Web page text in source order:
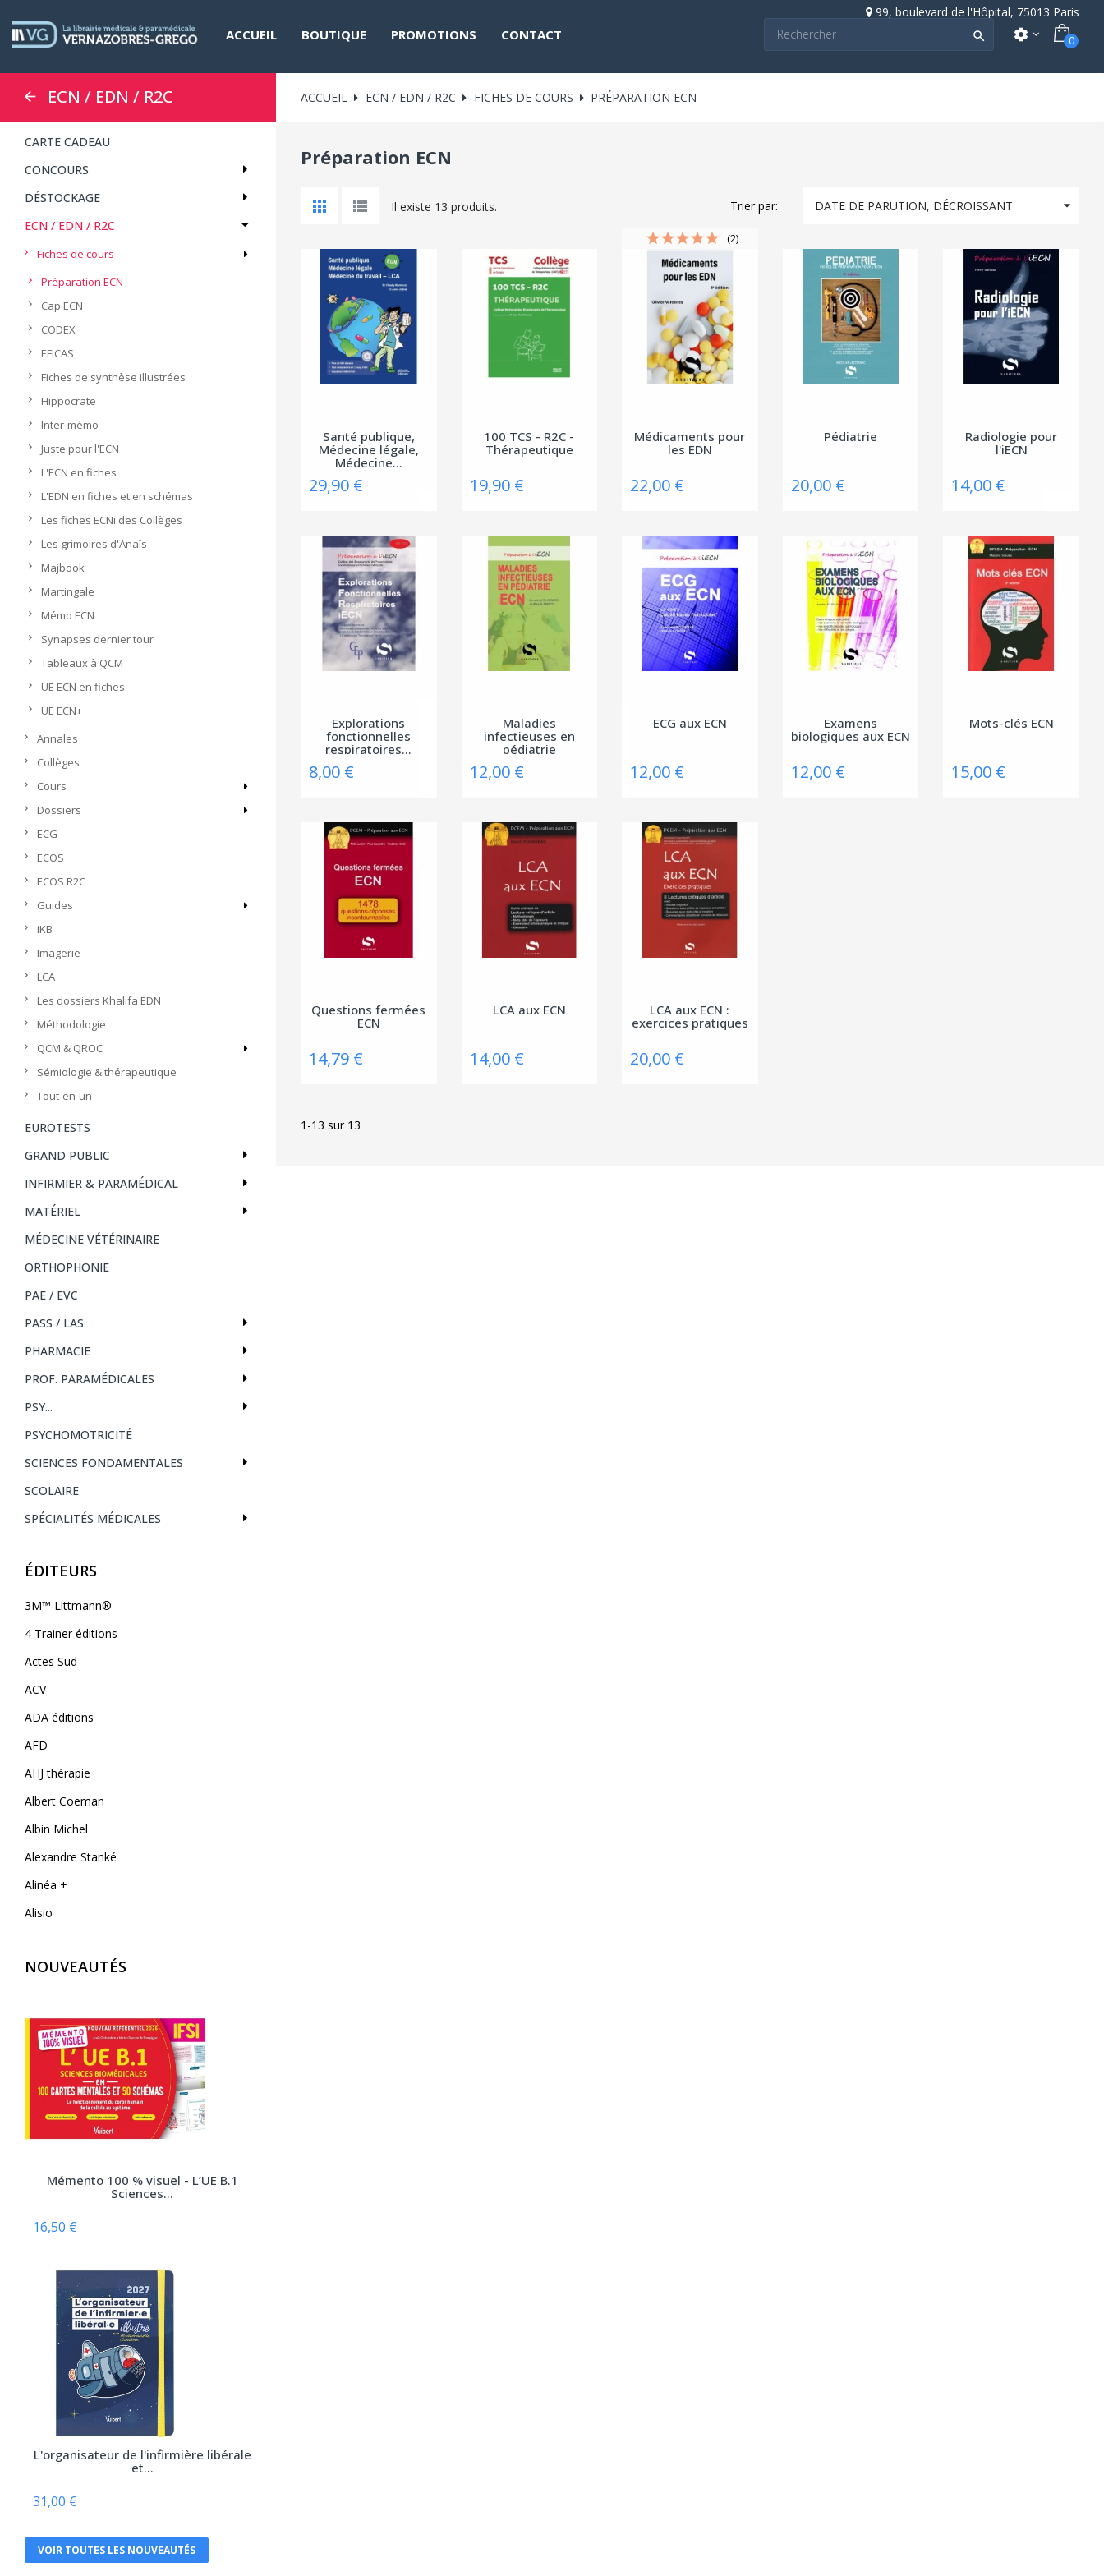
99, boulevard de l'Hôpital, 75013 Paris
ACCUEIL BOUTIQUE PROMOTIONS CONTACT  settings 0
ECN / EDN / R2C
CARTE CADEAU
CONCOURS
DÉSTOCKAGE
ECN / EDN / R2C
Fiches de cours
Préparation ECN
Cap ECN
CODEX
EFICAS
Fiches de synthèse illustrées
Hippocrate
Inter-mémo
Juste pour l'ECN
L'ECN en fiches
L'EDN en fiches et en schémas
Les fiches ECNi des Collèges
Les grimoires d'Anaïs
Majbook
Martingale
Mémo ECN
Synapses dernier tour
Tableaux à QCM
UE ECN en fiches
UE ECN+
Annales
Collèges
Cours
Dossiers
ECG
ECOS
ECOS R2C
Guides
iKB
Imagerie
LCA
Les dossiers Khalifa EDN
Méthodologie
QCM & QROC
Sémiologie & thérapeutique
Tout-en-un
EUROTESTS
GRAND PUBLIC
INFIRMIER & PARAMÉDICAL
MATÉRIEL
MÉDECINE VÉTÉRINAIRE
ORTHOPHONIE
PAE / EVC
PASS / LAS
PHARMACIE
PROF. PARAMÉDICALES
PSY...
PSYCHOMOTRICITÉ
SCIENCES FONDAMENTALES
SCOLAIRE
SPÉCIALITÉS MÉDICALES
ÉDITEURS
3M™ Littmann®
4 Trainer éditions
Actes Sud
ACV
ADA éditions
AFD
AHJ thérapie
Albert Coeman
Albin Michel
Alexandre Stanké
Alinéa +
Alisio
Allary éditions
Alpha Pict
Alphil éditions
Amphora
Anfortas
Anthemis
Arènes (Editions Les)
Armand Colin
Atlande
Bayard Jeunesse
Berger Levrault
Biocare
NOUVEAUTÉS
Mémento 100 % visuel - L’UE B.1
Sciences...
16,50 €
L'organisateur de l'infirmière libérale
et...
31,00 €
VOIR TOUTES LES NOUVEAUTÉS
ACCUEIL ECN / EDN / R2C FICHES DE COURS PRÉPARATION ECN
Préparation ECN
Il existe 13 produits. Trier par: DATE DE PARUTION, DÉCROISSANT 
Santé publique,
Médecine légale,
Médecine...
29,90 €
100 TCS - R2C -
Thérapeutique
19,90 €
Médicaments pour
les EDN
22,00 €
(2)
Pédiatrie
20,00 €
Radiologie pour
l'iECN
14,00 €
Explorations
fonctionnelles
respiratoires...
8,00 €
Maladies
infectieuses en
pédiatrie
12,00 €
ECG aux ECN
12,00 €
Examens
biologiques aux ECN
12,00 €
Mots-clés ECN
15,00 €
Questions fermées
ECN
14,79 €
LCA aux ECN
14,00 €
LCA aux ECN :
exercices pratiques
20,00 €
1-13 sur 13